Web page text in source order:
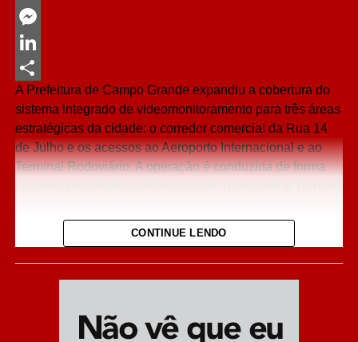
Twitter
Messenger
LinkedIn
Share
A Prefeitura de Campo Grande expandiu a cobertura do
sistema integrado de videomonitoramento para três áreas
estratégicas da cidade: o corredor comercial da Rua 14
de Julho e os acessos ao Aeroporto Internacional e ao
Terminal Rodoviário. A operação é conduzida de forma
Defesa Social (Sesdes).
população e prioriza locais com grande fluxo de
no comércio central, combater o transporte clandestino de
passageiros e coibir infrações de trânsito que travam o
CONTINUE LENDO